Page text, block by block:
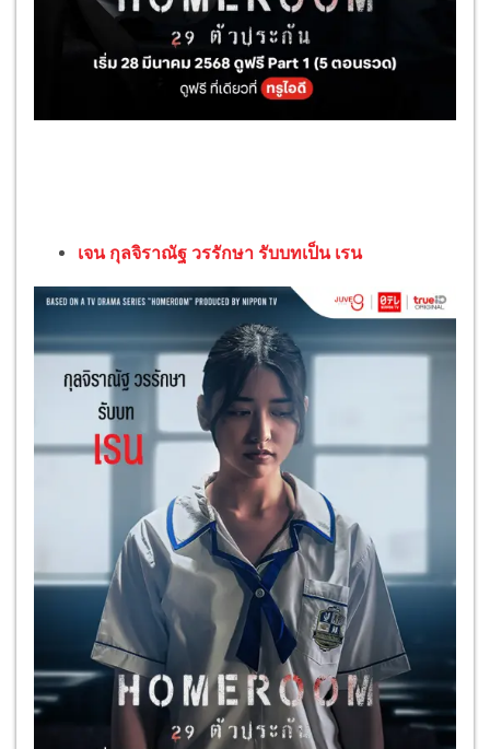
เจน กุลจิราณัฐ วรรักษา รับบทเป็น เรน